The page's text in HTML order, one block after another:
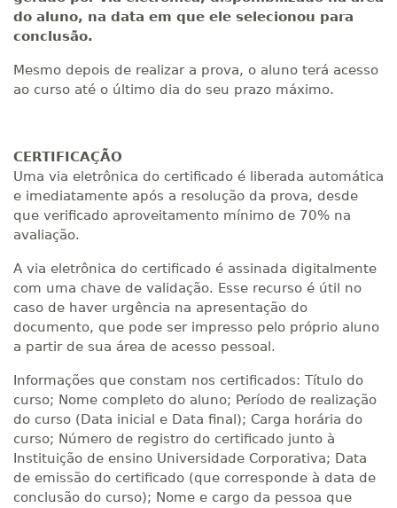
do aluno, na data em que ele selecionou para
conclusão.
Mesmo depois de realizar a prova, o aluno terá acesso
ao curso até o último dia do seu prazo máximo.
CERTIFICAÇÃO
Uma via eletrônica do certificado é liberada automática
e imediatamente após a resolução da prova, desde
que verificado aproveitamento mínimo de 70% na
avaliação.
A via eletrônica do certificado é assinada digitalmente
com uma chave de validação. Esse recurso é útil no
caso de haver urgência na apresentação do
documento, que pode ser impresso pelo próprio aluno
a partir de sua área de acesso pessoal.
Informações que constam nos certificados: Título do
curso; Nome completo do aluno; Período de realização
do curso (Data inicial e Data final); Carga horária do
curso; Número de registro do certificado junto à
Instituição de ensino Universidade Corporativa; Data
de emissão do certificado (que corresponde à data de
conclusão do curso); Nome e cargo da pessoa que